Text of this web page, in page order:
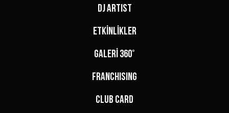
DJ ARTIST
ETKİNLİKLER
GALERİ 360°
FRANCHISING
CLUB CARD